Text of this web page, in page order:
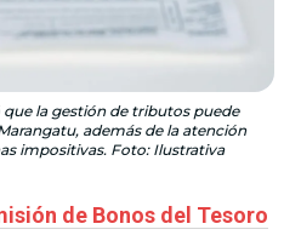
la gestión de tributos puede
además de la atención
impositivas. Foto: Ilustrativa
de Bonos del Tesoro